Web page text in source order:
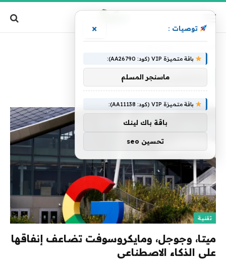
ومايكروسوفت
تقنية
ميتا، وجوجل، ومايكروسوفت تضاعف إنفاقها
على الذكاء الاصطناعي
توصيات : ×
باقة متميزة VIP (كود: AA26790):
ماسنجر المسلم
باقة متميزة VIP (كود: AA11138):
باقة باك لينك
تحسين seo